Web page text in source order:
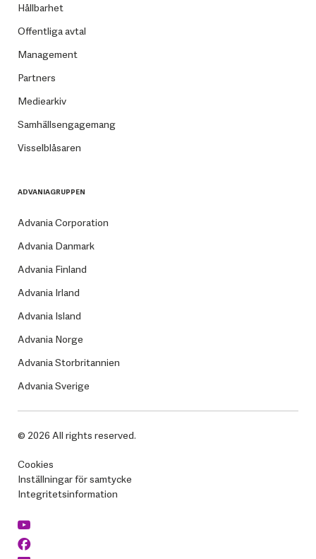
Hållbarhet
Offentliga avtal
Management
Partners
Mediearkiv
Samhällsengagemang
Visselblåsaren
ADVANIAGRUPPEN
Advania Corporation
Advania Danmark
Advania Finland
Advania Irland
Advania Island
Advania Norge
Advania Storbritannien
Advania Sverige
© 2026 All rights reserved.
Cookies
Inställningar för samtycke
Integritetsinformation